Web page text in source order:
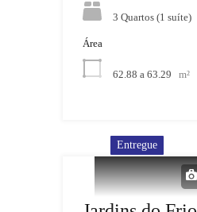
3 Quartos (1 suíte)
Área
62.88 a 63.29 m²
Entregue